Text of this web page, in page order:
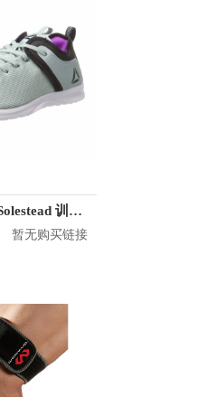
Reebok/锐步 Solestead 训练鞋
暂无购买链接